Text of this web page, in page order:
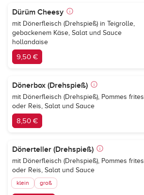
Dürüm Cheesy
mit Dönerfleisch (Drehspieß) in Teigrolle,
gebackenem Käse, Salat und Sauce
hollandaise
9,50 €
Dönerbox (Drehspieß)
mit Dönerfleisch (Drehspieß), Pommes frites
oder Reis, Salat und Sauce
8,50 €
Dönerteller (Drehspieß)
mit Dönerfleisch (Drehspieß), Pommes frites
oder Reis, Salat und Sauce
klein groß